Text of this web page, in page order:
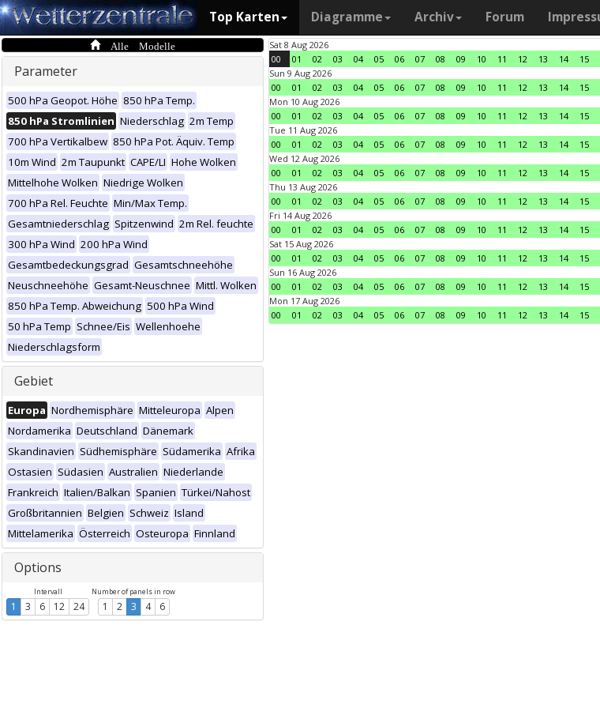
Top Karten Diagramme Archiv Forum
Alle Modelle
Parameter
500 hPa Geopot. Höhe 850 hPa Temp.
850 hPa Stromlinien Niederschlag 2m Temp
700 hPa Vertikalbew 850 hPa Pot. Äquiv. Temp
10m Wind 2m Taupunkt CAPE/LI Hohe Wolken
Mittelhohe Wolken Niedrige Wolken
700 hPa Rel. Feuchte Min/Max Temp.
Gesamtniederschlag Spitzenwind 2m Rel. feuchte
300 hPa Wind 200 hPa Wind
Gesamtbedeckungsgrad Gesamtschneehöhe
Neuschneehöhe Gesamt-Neuschnee Mittl. Wolken
850 hPa Temp. Abweichung 500 hPa Wind
50 hPa Temp Schnee/Eis Wellenhoehe
Niederschlagsform
Gebiet
Europa Nordhemisphäre Mitteleuropa Alpen
Nordamerika Deutschland Dänemark
Skandinavien Südhemisphäre Südamerika Afrika
Ostasien Südasien Australien Niederlande
Frankreich Italien/Balkan Spanien Türkei/Nahost
Großbritannien Belgien Schweiz Island
Mittelamerika Österreich Osteuropa Finnland
Options
Intervall
1 3 6 12 24
Number of panels in row
1 2 3 4 6
Sat 8 Aug 2026
00
01 02 03 04 05 06 07 08 09 10 11 12 13 14 15
Sun 9 Aug 2026
00
01 02 03 04 05 06 07 08 09 10 11 12 13 14 15
Mon 10 Aug 2026
00
01 02 03 04 05 06 07 08 09 10 11 12 13 14 15
Tue 11 Aug 2026
00
01 02 03 04 05 06 07 08 09 10 11 12 13 14 15
Wed 12 Aug 2026
00
01 02 03 04 05 06 07 08 09 10 11 12 13 14 15
Thu 13 Aug 2026
00
01 02 03 04 05 06 07 08 09 10 11 12 13 14 15
Fri 14 Aug 2026
00
01 02 03 04 05 06 07 08 09 10 11 12 13 14 15
Sat 15 Aug 2026
00
01 02 03 04 05 06 07 08 09 10 11 12 13 14 15
Sun 16 Aug 2026
00
01 02 03 04 05 06 07 08 09 10 11 12 13 14 15
Mon 17 Aug 2026
00
01 02 03 04 05 06 07 08 09 10 11 12 13 14 15